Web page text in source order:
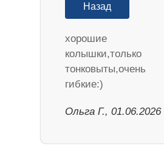
Назад
хорошие
колышки,только
тонковыты,очень
гибкие:)
Ольга Г., 01.06.2026